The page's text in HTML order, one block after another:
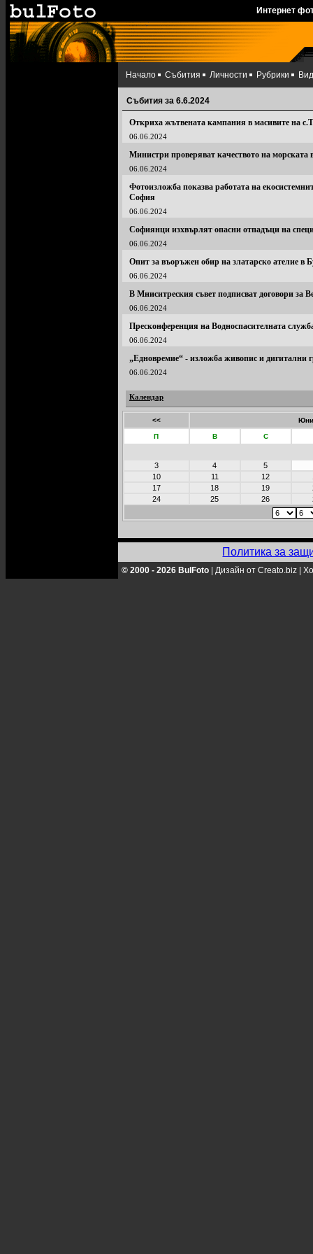
Интернет
Начало Събития Личности Рубрики
Събития за 6.6.2024
Откриха жътвената кампания в масивите на
06.06.2024
Министри проверяват качеството на
06.06.2024
Фотоизложба показва работата на
София
06.06.2024
Софиянци изхвърлят опасни отпадъци на
06.06.2024
Опит за въоръжен обир на златарско ателие в
06.06.2024
В Мниситреския съвет подписват договори за
06.06.2024
Пресконференция на Водноспасителната
06.06.2024
„Едновремие“ - изложба живопис и
06.06.2024
Календар
<<
П В С
3 4
5
10
11 12
17
18 19
24
25 26
Политика за
© 2000 - 2026 BulFoto Дизайн от Creato.biz